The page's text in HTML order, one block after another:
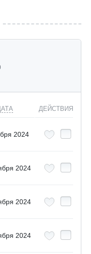
ДЕЙСТВИЯ
2024
2024
2024
2024